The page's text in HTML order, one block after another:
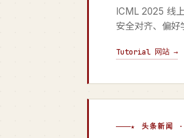
ICML 2025 线
安全对齐、偏好
Tutorial 网站 →
★ 头条新闻 ·